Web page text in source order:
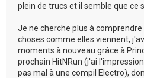
plein de trucs et il semble que ce
Je ne cherche plus à
choses comme elles viennent,
moments à nouveau grâce à
prochain HitNRun (j'ai
pas mal à une compil Electro),